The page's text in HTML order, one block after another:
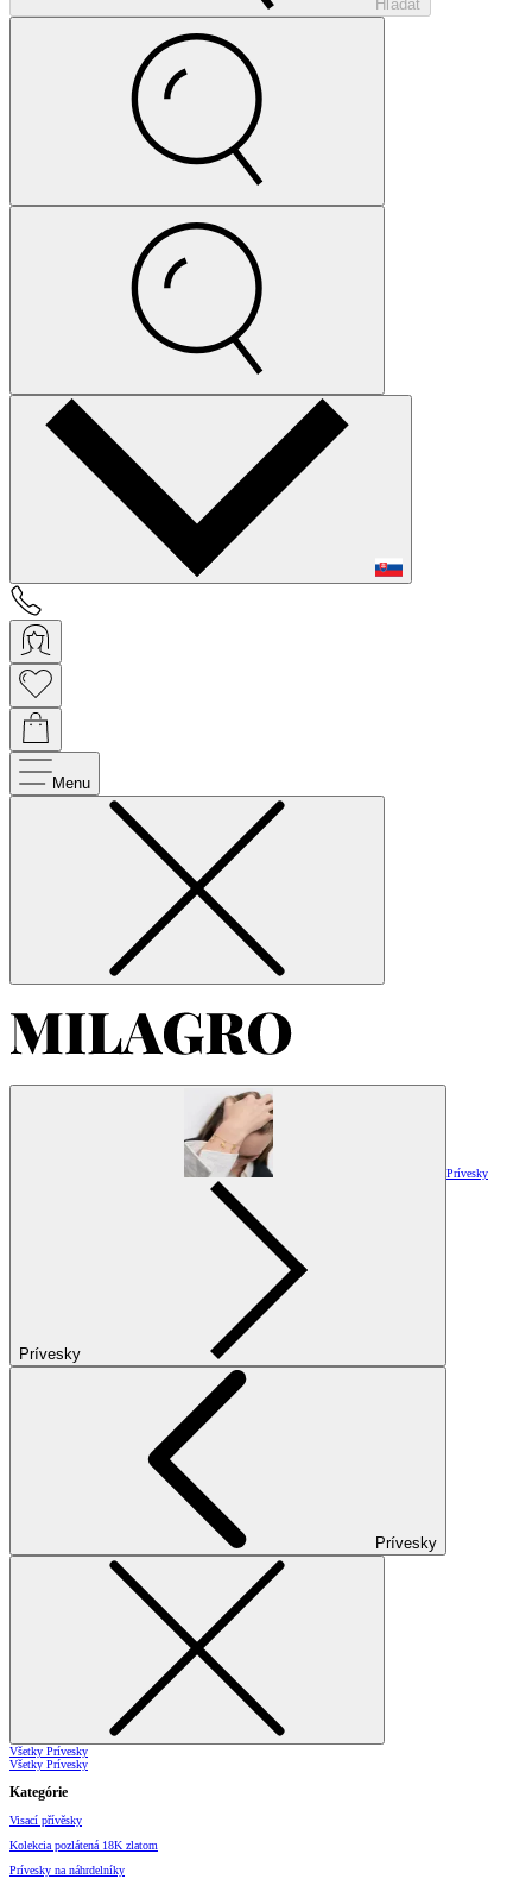
Hľadať
Menu
Prívesky
Prívesky
Prívesky
Všetky Prívesky
Všetky Prívesky
Kategórie
Visací přívěsky
Kolekcia pozlátená 18K zlatom
Prívesky na náhrdelníky